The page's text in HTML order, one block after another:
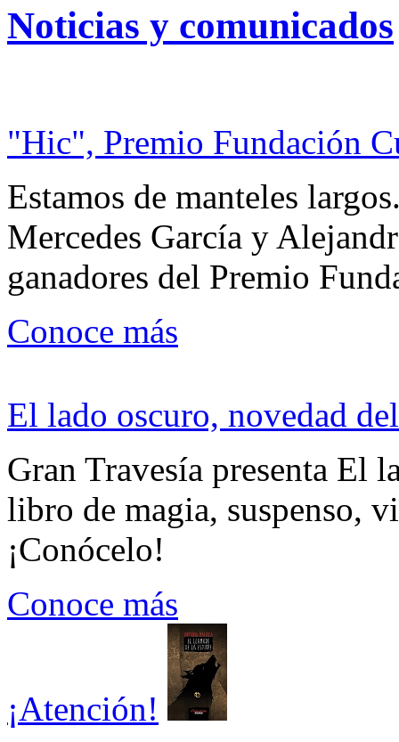
Noticias y comunicados
"Hic", Premio Fundación
Estamos de manteles
Mercedes García y
ganadores del Premio
Conoce más
El lado oscuro, novedad
Gran Travesía presenta El
libro de magia, suspenso,
¡Conócelo!
Conoce más
¡Atención!